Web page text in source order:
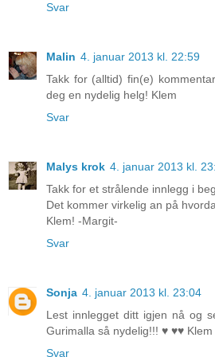
Svar
Malin 4. januar 2013 kl. 22:59
Takk for (alltid) fin(e)
deg en nydelig helg! Klem
Svar
Malys krok 4. januar 2013 kl.
Takk for et strålende innlegg i
Det kommer virkelig an på
Klem! -Margit-
Svar
Sonja 4. januar 2013 kl. 23:04
Lest innlegget ditt igjen nå og
Gurimalla så nydelig!!! ♥ ♥♥
Svar